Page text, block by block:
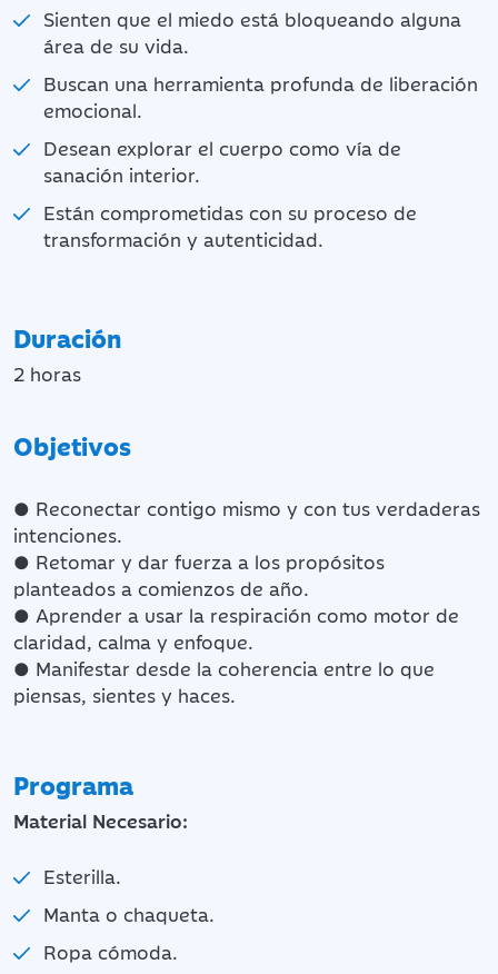
Sienten que el miedo está bloqueando alguna
área de su vida.
Buscan una herramienta profunda de liberación
emocional.
Desean explorar el cuerpo como vía de
sanación interior.
Están comprometidas con su proceso de
transformación y autenticidad.
Duración
2 horas
Objetivos
● Reconectar contigo mismo y con tus verdaderas
intenciones.
● Retomar y dar fuerza a los propósitos
planteados a comienzos de año.
● Aprender a usar la respiración como motor de
claridad, calma y enfoque.
● Manifestar desde la coherencia entre lo que
piensas, sientes y haces.
Programa
Material Necesario:
Esterilla.
Manta o chaqueta.
Ropa cómoda.